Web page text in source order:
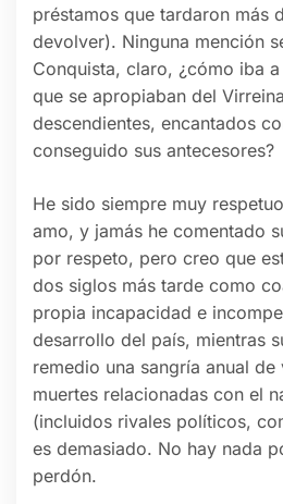
préstamos que tardaron más
devolver). Ninguna mención
Conquista, claro, ¿cómo iba
que se apropiaban del
descendientes, encantados
conseguido sus antecesores?
He sido siempre muy
amo, y jamás he comentado
por respeto, pero creo que
dos siglos más tarde como
propia incapacidad e
desarrollo del país, mientras
remedio una sangría anual
muertes relacionadas con el
(incluidos rivales políticos,
es demasiado. No hay nada
perdón.